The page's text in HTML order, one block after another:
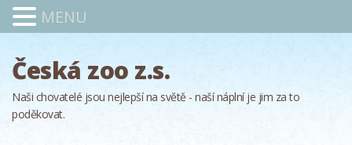
Česká zoo z.s.
Naši chovatelé jsou nejlepší na světě - naší náplní je jim za to
poděkovat.
MENU